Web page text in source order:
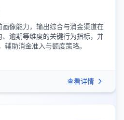
像能力，输出综合与消金渠道在
逾期等维度的关键行为指标，并
助消金准入与额度策略。
查看详情